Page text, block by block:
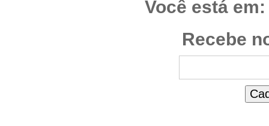
Você está em:
Recebe